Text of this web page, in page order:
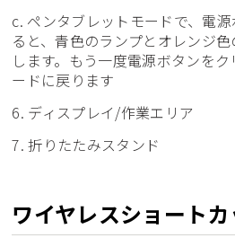
c. ペンタブレットモードで、電
ると、青色のランプとオレンジ
します。もう一度電源ボタンを
ードに戻ります
6. ディスプレイ/作業エリア
7. 折りたたみスタンド
ワイヤレスショート